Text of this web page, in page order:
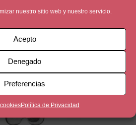
nuestro sitio web y nuestro servicio.
Acepto
Denegado
Preferencias
Política de Privacidad